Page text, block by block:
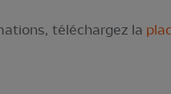
téléchargez la